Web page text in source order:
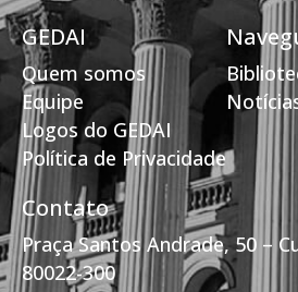
GEDAI
Quem somos
Equipe
Logos do GEDAI
Política de Privacidade
Contato
Praça Santos Andrade, 50 –
80022-300